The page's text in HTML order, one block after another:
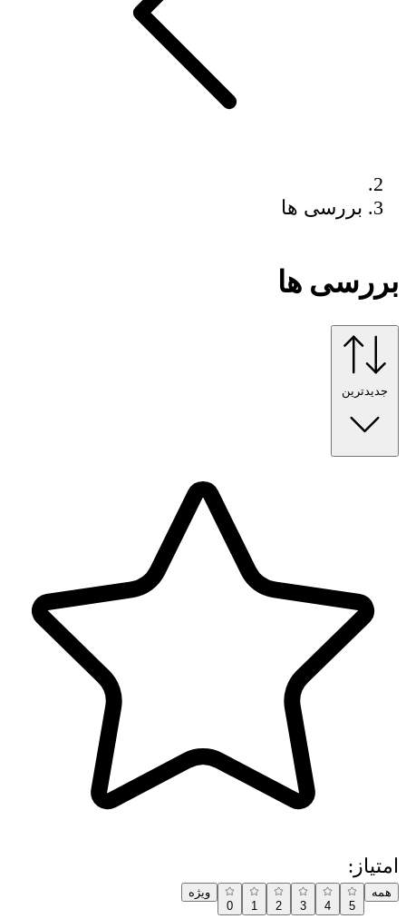
بررسی ها
بررسی ها
جدیدترین
امتیاز:
همه
5
4
3
2
1
0
ویژه